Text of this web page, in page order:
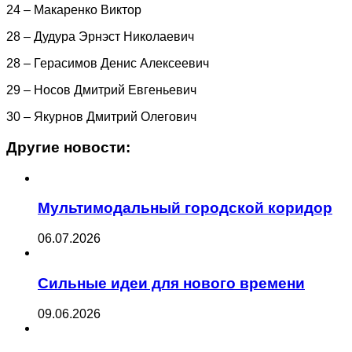
24 – Макаренко Виктор
28 – Дудура Эрнэст Николаевич
28 – Герасимов Денис Алексеевич
29 – Носов Дмитрий Евгеньевич
30 – Якурнов Дмитрий Олегович
Другие новости:
Мультимодальный городской коридор
06.07.2026
Сильные идеи для нового времени
09.06.2026